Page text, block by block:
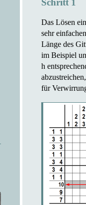
Schritt 1
Das Lösen
sehr
Länge des
im Beispiel
h
für